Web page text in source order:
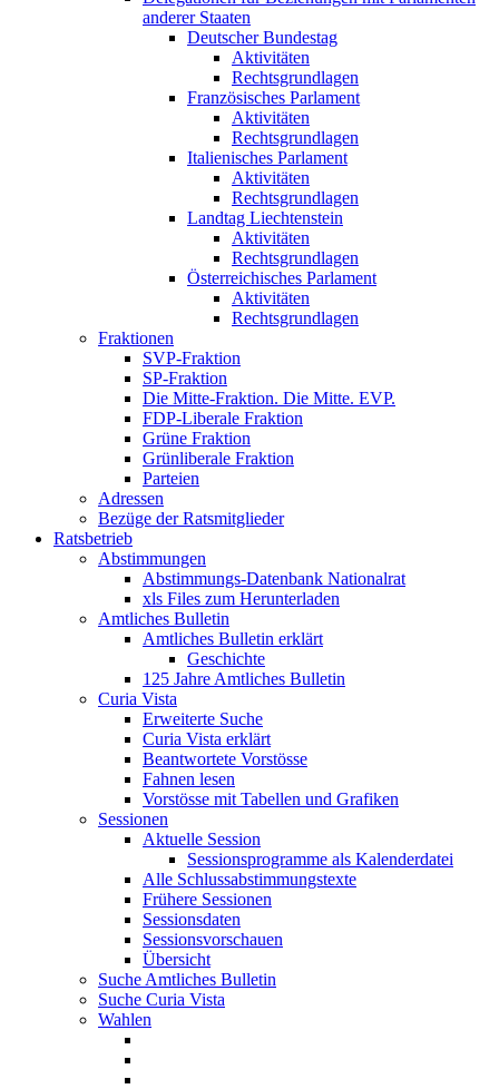
anderer Staaten
Deutscher Bundestag
Aktivitäten
Rechtsgrundlagen
Französisches Parlament
Aktivitäten
Rechtsgrundlagen
Italienisches Parlament
Aktivitäten
Rechtsgrundlagen
Landtag Liechtenstein
Aktivitäten
Rechtsgrundlagen
Österreichisches Parlament
Aktivitäten
Rechtsgrundlagen
Fraktionen
SVP-Fraktion
SP-Fraktion
Die Mitte-Fraktion. Die Mitte. EVP.
FDP-Liberale Fraktion
Grüne Fraktion
Grünliberale Fraktion
Parteien
Adressen
Bezüge der Ratsmitglieder
Ratsbetrieb
Abstimmungen
Abstimmungs-Datenbank Nationalrat
xls Files zum Herunterladen
Amtliches Bulletin
Amtliches Bulletin erklärt
Geschichte
125 Jahre Amtliches Bulletin
Curia Vista
Erweiterte Suche
Curia Vista erklärt
Beantwortete Vorstösse
Fahnen lesen
Vorstösse mit Tabellen und Grafiken
Sessionen
Aktuelle Session
Sessionsprogramme als Kalenderdatei
Alle Schlussabstimmungstexte
Frühere Sessionen
Sessionsdaten
Sessionsvorschauen
Übersicht
Suche Amtliches Bulletin
Suche Curia Vista
Wahlen